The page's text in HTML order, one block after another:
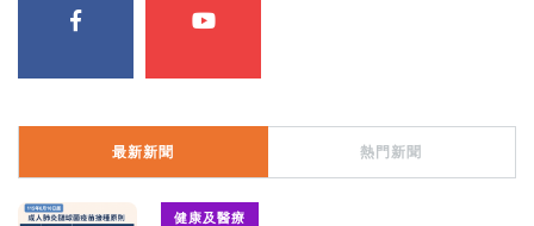
最新新聞 熱門新聞
健康及醫療